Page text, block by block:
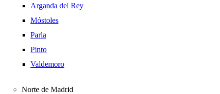
Arganda del Rey
Móstoles
Parla
Pinto
Valdemoro
Norte de Madrid